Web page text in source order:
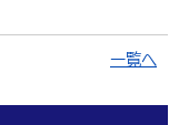
一覧へ